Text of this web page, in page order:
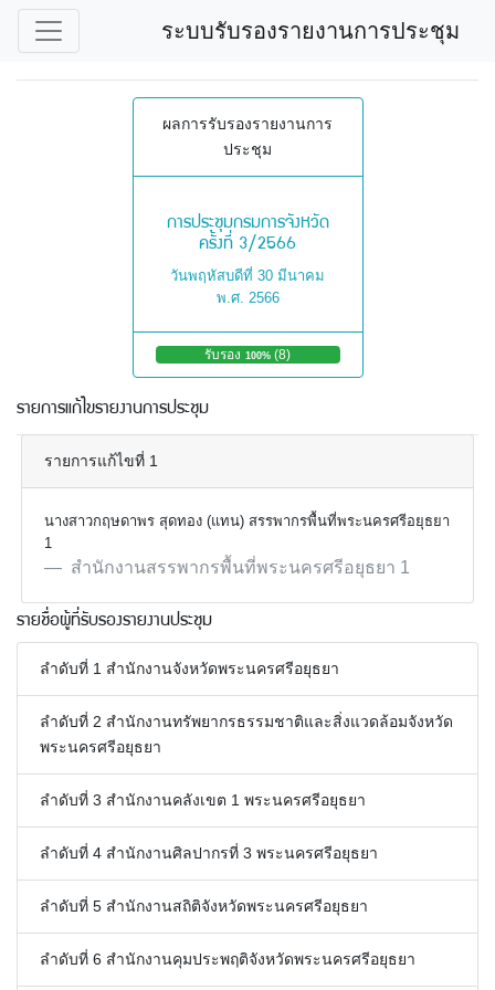
ระบบรับรองรายงานการประชุม
ผลการรับรองรายงานการ
ประชุม
การประชุมกรมการจังหวัด
ครั้งที่ 3/2566
วันพฤหัสบดีที่ 30 มีนาคม
พ.ศ. 2566
รับรอง 100% (8)
0
รายการแก้ไขรายงานการประชุม
รายการแก้ไขที่ 1
นางสาวกฤษดาพร สุดทอง (แทน) สรรพากรพื้นที่พระนครศรีอยุธยา
1
สำนักงานสรรพากรพื้นที่พระนครศรีอยุธยา 1
รายชื่อผู้ที่รับรองรายงานประชุม
ลำดับที่ 1 สำนักงานจังหวัดพระนครศรีอยุธยา
ลำดับที่ 2 สำนักงานทรัพยากรธรรมชาติและสิ่งแวดล้อมจังหวัด
พระนครศรีอยุธยา
ลำดับที่ 3 สำนักงานคลังเขต 1 พระนครศรีอยุธยา
ลำดับที่ 4 สำนักงานศิลปากรที่ 3 พระนครศรีอยุธยา
ลำดับที่ 5 สำนักงานสถิติจังหวัดพระนครศรีอยุธยา
ลำดับที่ 6 สำนักงานคุมประพฤติจังหวัดพระนครศรีอยุธยา